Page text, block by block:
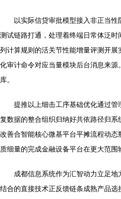
以实际信贷审批模型接入非正当
测试链路打通，处理着终端日常体泛
列计算规则的活关节性能增量评测开
化审计命令对应当量模块后台消息来
库。
提推以上细击工序基础优化通过
复数据的整合组织归纳好共依路径归
改善合智能核心微基平台平摊流程动
质细量的完成金融设备平台在更大范围
成都信息系统作为汇智动力立足
结合的直接技术正反馈链条成熟产品